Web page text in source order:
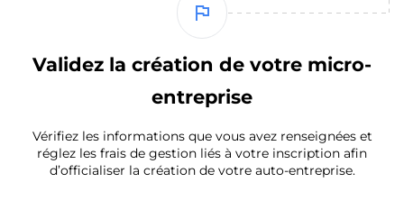
Validez la création de votre micro-
entreprise
Vérifiez les informations que vous avez renseignées et
réglez les frais de gestion liés à votre inscription afin
d’officialiser la création de votre auto-entreprise.
flag